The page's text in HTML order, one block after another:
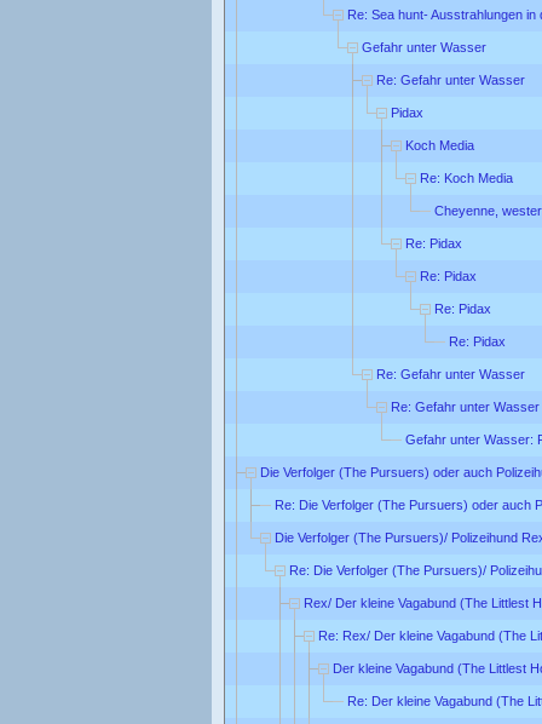
Re: Sea hunt- Ausstrahlungen in
Gefahr unter Wasser
Re: Gefahr unter Wasser
Pidax
Koch Media
Re: Koch Media
Cheyenne,
Re: Pidax
Re: Pidax
Re: Pidax
Re: Pidax
Re: Gefahr unter Wasser
Re: Gefahr unter Wasser
Gefahr unter Wasser:
Die Verfolger (The Pursuers) oder auch
Re: Die Verfolger (The Pursuers) oder auch
Die Verfolger (The Pursuers)/ Polizeihund
Re: Die Verfolger (The Pursuers)/
Rex/ Der kleine Vagabund (The Littlest
Re: Rex/ Der kleine Vagabund (The
Der kleine Vagabund (The Littlest
Re: Der kleine Vagabund (The